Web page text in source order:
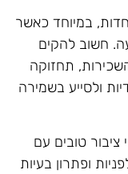
במיוחד כאשר
חשוב להקים
תחזוקה
ולסייע בשמירה
טובים עם
ופתרון בעיות